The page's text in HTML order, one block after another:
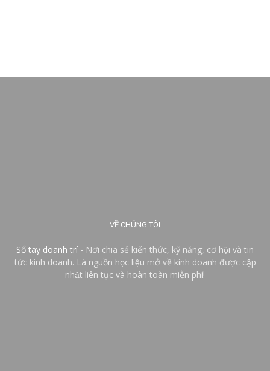
VỀ CHÚNG TÔI
Sổ tay doanh trí - Nơi chia sẻ kiến thức, kỹ năng, cơ hội và tin
tức kinh doanh. Là nguồn học liệu mở về kinh doanh được cập
nhật liên tục và hoàn toàn miễn phí!